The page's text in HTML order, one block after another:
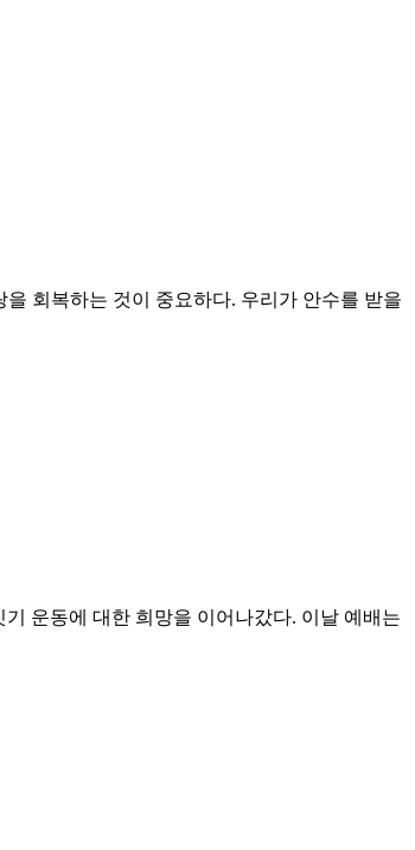
회복하는 것이 중요하다. 우리가 안수를 받을
운동에 대한 희망을 이어나갔다. 이날 예배는